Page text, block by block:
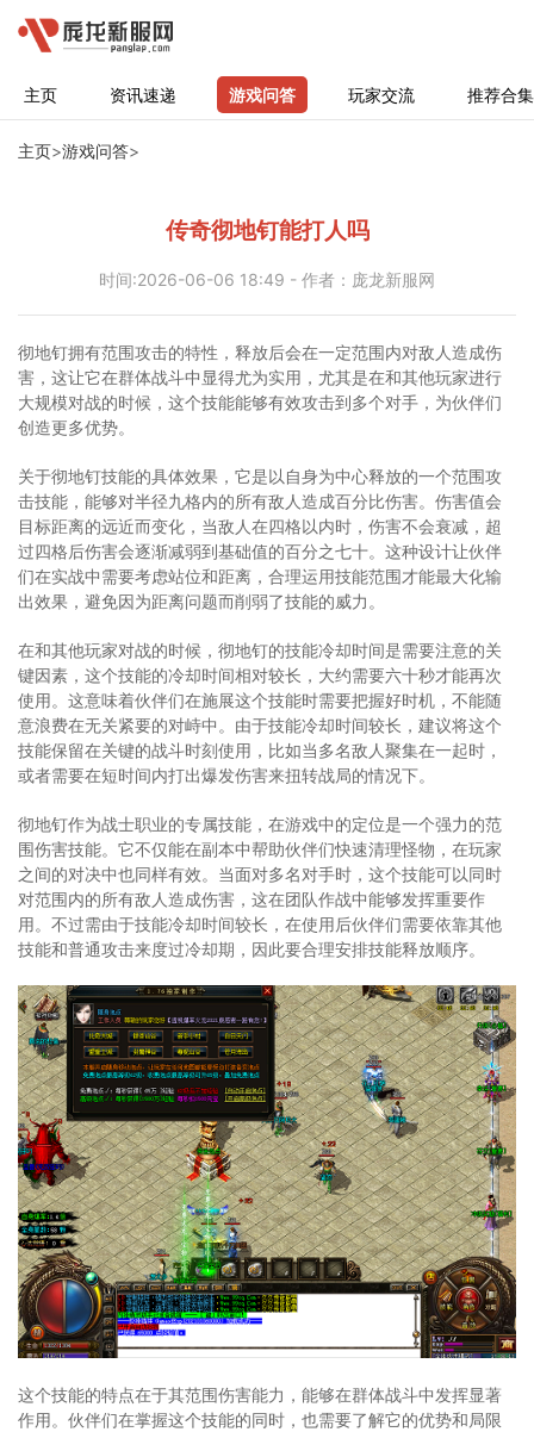
主页 资讯速递 游戏问答 玩家交流 推荐合集
主页>游戏问答>
传奇彻地钉能打人吗
时间:2026-06-06 18:49 - 作者：庞龙新服网
彻地钉拥有范围攻击的特性，释放后会在一定范围内对敌人造成伤
害，这让它在群体战斗中显得尤为实用，尤其是在和其他玩家进行
大规模对战的时候，这个技能能够有效攻击到多个对手，为伙伴们
创造更多优势。
关于彻地钉技能的具体效果，它是以自身为中心释放的一个范围攻
击技能，能够对半径九格内的所有敌人造成百分比伤害。伤害值会
目标距离的远近而变化，当敌人在四格以内时，伤害不会衰减，超
过四格后伤害会逐渐减弱到基础值的百分之七十。这种设计让伙伴
们在实战中需要考虑站位和距离，合理运用技能范围才能最大化输
出效果，避免因为距离问题而削弱了技能的威力。
在和其他玩家对战的时候，彻地钉的技能冷却时间是需要注意的关
键因素，这个技能的冷却时间相对较长，大约需要六十秒才能再次
使用。这意味着伙伴们在施展这个技能时需要把握好时机，不能随
意浪费在无关紧要的对峙中。由于技能冷却时间较长，建议将这个
技能保留在关键的战斗时刻使用，比如当多名敌人聚集在一起时，
或者需要在短时间内打出爆发伤害来扭转战局的情况下。
彻地钉作为战士职业的专属技能，在游戏中的定位是一个强力的范
围伤害技能。它不仅能在副本中帮助伙伴们快速清理怪物，在玩家
之间的对决中也同样有效。当面对多名对手时，这个技能可以同时
对范围内的所有敌人造成伤害，这在团队作战中能够发挥重要作
用。不过需由于技能冷却时间较长，在使用后伙伴们需要依靠其他
技能和普通攻击来度过冷却期，因此要合理安排技能释放顺序。
这个技能的特点在于其范围伤害能力，能够在群体战斗中发挥显著
作用。伙伴们在掌握这个技能的同时，也需要了解它的优势和局限